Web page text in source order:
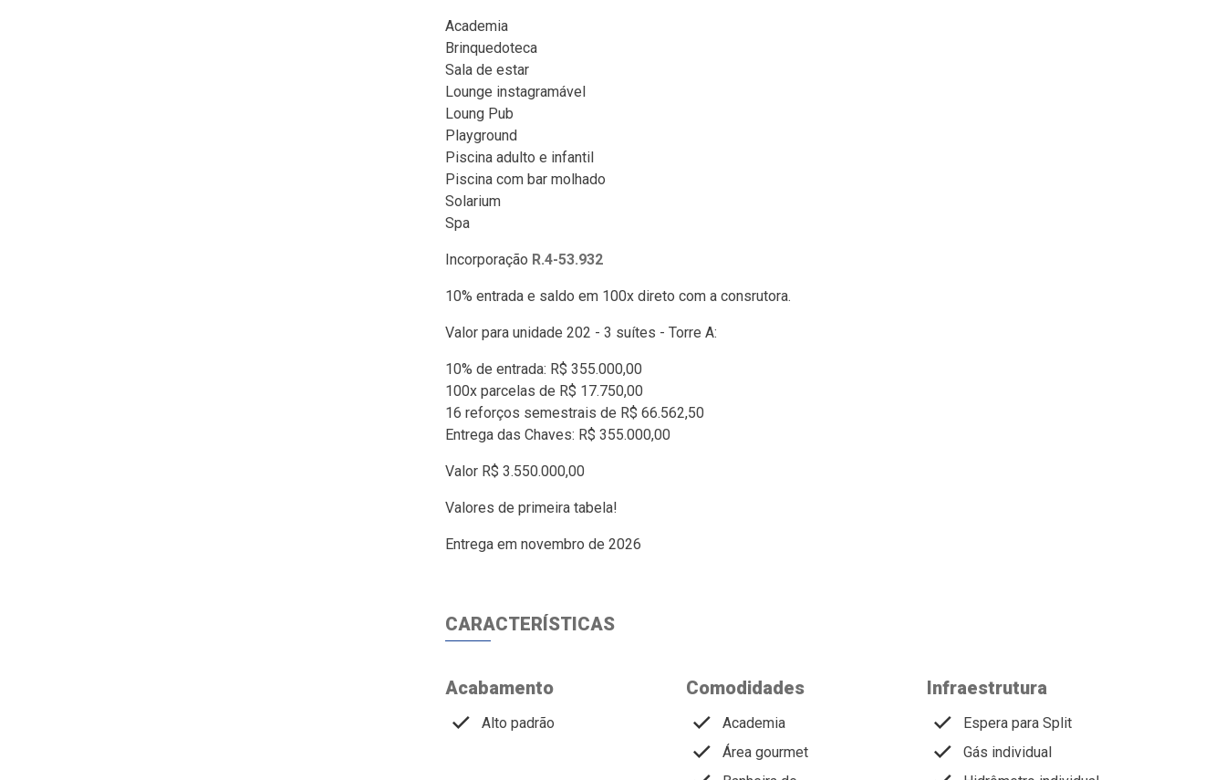
Academia
Brinquedoteca
Sala de estar
Lounge instagramável
Loung Pub
Playground
Piscina adulto e infantil
Piscina com bar molhado
Solarium
Spa
Incorporação R.4-53.932
10% entrada e saldo em 100x direto com a consrutora.
Valor para unidade 202 - 3 suítes - Torre A:
10% de entrada: R$ 355.000,00
100x parcelas de R$ 17.750,00
16 reforços semestrais de R$ 66.562,50
Entrega das Chaves: R$ 355.000,00
Valor R$ 3.550.000,00
Valores de primeira tabela!
Entrega em novembro de 2026
CARACTERÍSTICAS
Acabamento
Alto padrão
Comodidades
Academia
Área gourmet
Infraestrutura
Espera para Split
Gás individual